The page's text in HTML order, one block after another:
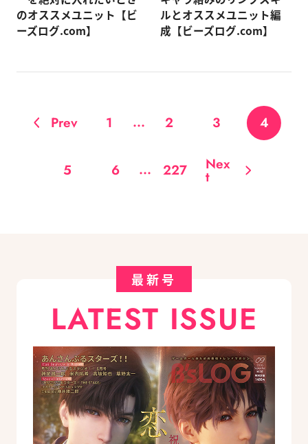
のオススメユニット【ビ
ーズログ.com】
ルとオススメユニット編
成【ビーズログ.com】
Prev 1 ... 2 3 4
5 6 ... 227 Nex
t
最新号
LATEST ISSUE